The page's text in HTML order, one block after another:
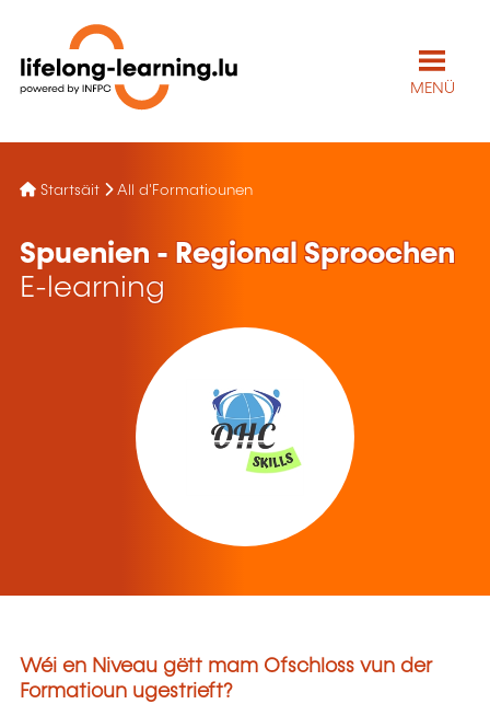
MENÜ
Startsäit All d'Formatiounen
Spuenien - Regional Sproochen
E-learning
Wéi en Niveau gëtt mam Ofschloss vun der
Formatioun ugestrieft?